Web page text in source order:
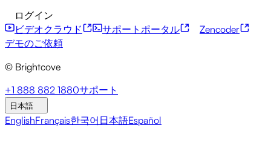
開発者向けAPI アクセシビリティ セキュリティ
ンテンツの収益化
グローバルサービス
ト
マーケティング メディアの収益化
従業員の
支援
医療・医薬品
ト
メディアネットワーク
企業
製品ドキュメント
ブライトコーブについて ヘルプセンター
プレスルーム
ェビナー
ログイン
ビデオクラウド
サポートポータル
Zencoder
デモのご依頼
© Brightcove
+1 888 882 1880サポート
日本語
EnglishFrançais한국어 日本語Español